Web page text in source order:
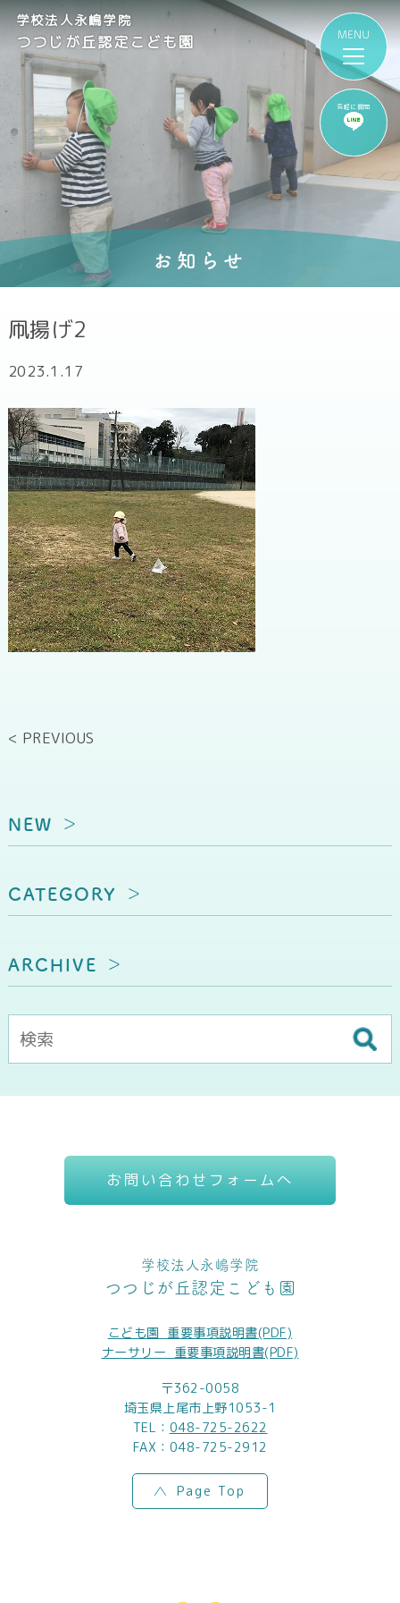
気軽に質問
学校法人永嶋学院
つつじが丘認定こども園
お知らせ
凧揚げ2
2023.1.17
< PREVIOUS
NEW
CATEGORY
ARCHIVE
お問い合わせフォームへ
学校法人永嶋学院
つつじが丘認定こども園
こども園_重要事項説明書(PDF)
ナーサリー_重要事項説明書(PDF)
〒362-0058
埼玉県上尾市上野1053-1
TEL： 048-725-2622
FAX：048-725-2912
Page Top